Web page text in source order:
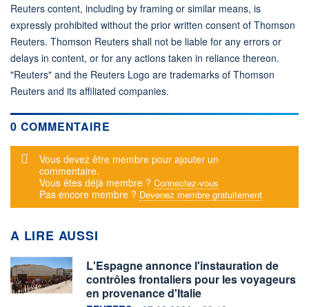
Reuters content, including by framing or similar means, is
expressly prohibited without the prior written consent of Thomson
Reuters. Thomson Reuters shall not be liable for any errors or
delays in content, or for any actions taken in reliance thereon.
"Reuters" and the Reuters Logo are trademarks of Thomson
Reuters and its affiliated companies.
0 COMMENTAIRE
Message d'alerte
Vous devez être membre pour ajouter un
commentaire.
Vous êtes déjà membre ? Connectez-vous
Pas encore membre ? Devenez membre gratuitement
A LIRE AUSSI
L'Espagne annonce l'instauration de
contrôles frontaliers pour les voyageurs
en provenance d'Italie